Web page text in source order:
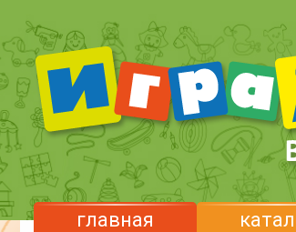
главная